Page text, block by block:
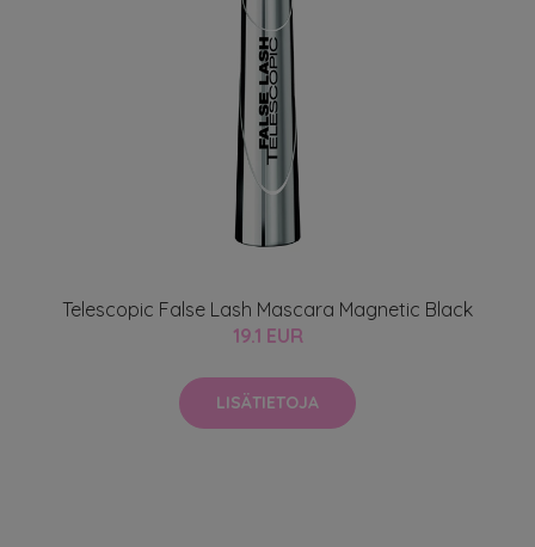
Telescopic False Lash Mascara Magnetic Black
19.1 EUR
LISÄTIETOJA